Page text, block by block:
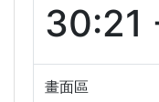
30:21
畫面區